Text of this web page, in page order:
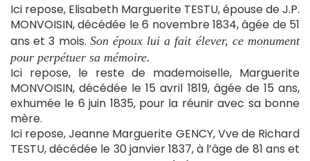
Ici repose, Elisabeth Marguerite TESTU, épouse de J.P.
MONVOISIN, décédée le 6 novembre 1834, âgée de 51
ans et 3 mois. Son époux lui a fait élever, ce monument
pour perpétuer sa mémoire.
Ici repose, le reste de mademoiselle, Marguerite
MONVOISIN, décédée le 15 avril 1819, âgée de 15 ans,
exhumée le 6 juin 1835, pour la réunir avec sa bonne
mère.
Ici repose, Jeanne Marguerite GENCY, Vve de Richard
TESTU, décédée le 30 janvier 1837, à l’âge de 81 ans et